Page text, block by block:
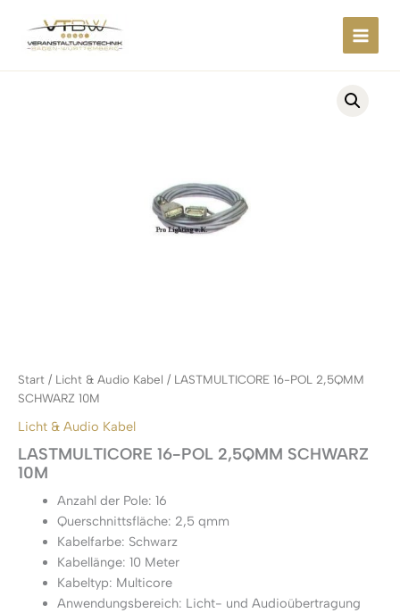
springen
Inhalt
springen
Start / Licht & Audio Kabel / LASTMULTICORE 16-POL 2,5QMM
SCHWARZ 10M
Licht & Audio Kabel
LASTMULTICORE 16-POL 2,5QMM SCHWARZ
10M
Anzahl der Pole: 16
Querschnittsfläche: 2,5 qmm
Kabelfarbe: Schwarz
Kabellänge: 10 Meter
Kabeltyp: Multicore
Anwendungsbereich: Licht- und Audioübertragung